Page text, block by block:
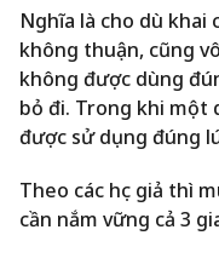
Nghĩa là cho dù khai
không thuận, cũng
không được dùng
bỏ đi. Trong khi một
được sử dụng đúng
Theo các học giả thì
cần nắm vững cả 3